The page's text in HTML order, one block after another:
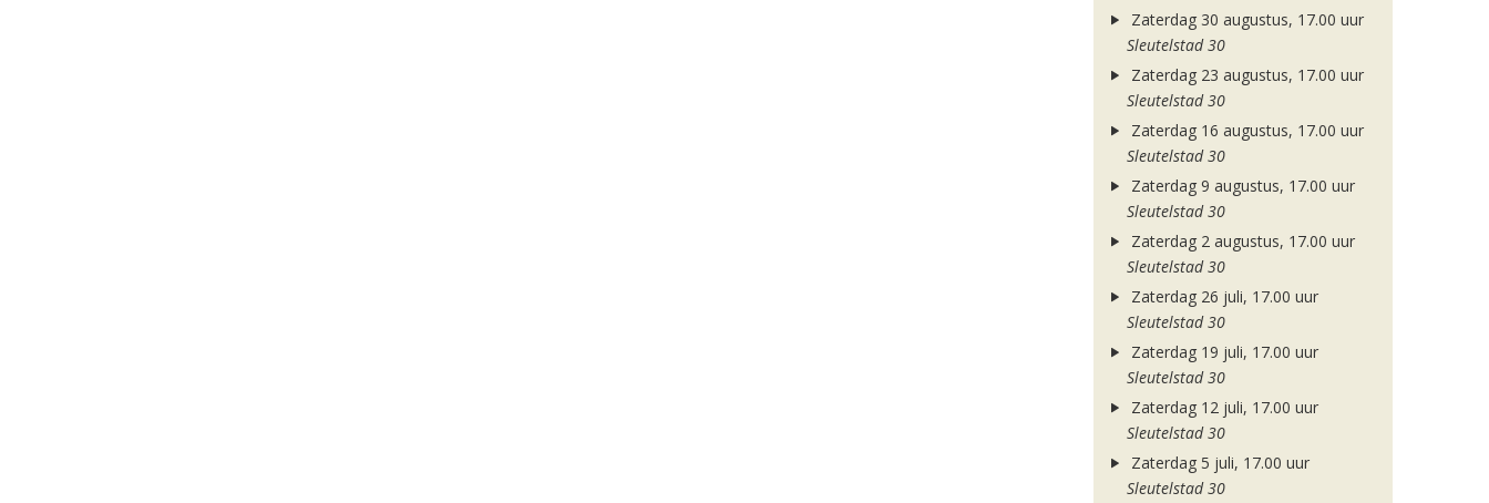
Zaterdag 30 augustus, 17.00 uur
Sleutelstad 30
Zaterdag 23 augustus, 17.00 uur
Sleutelstad 30
Zaterdag 16 augustus, 17.00 uur
Sleutelstad 30
Zaterdag 9 augustus, 17.00 uur
Sleutelstad 30
Zaterdag 2 augustus, 17.00 uur
Sleutelstad 30
Zaterdag 26 juli, 17.00 uur
Sleutelstad 30
Zaterdag 19 juli, 17.00 uur
Sleutelstad 30
Zaterdag 12 juli, 17.00 uur
Sleutelstad 30
Zaterdag 5 juli, 17.00 uur
Sleutelstad 30